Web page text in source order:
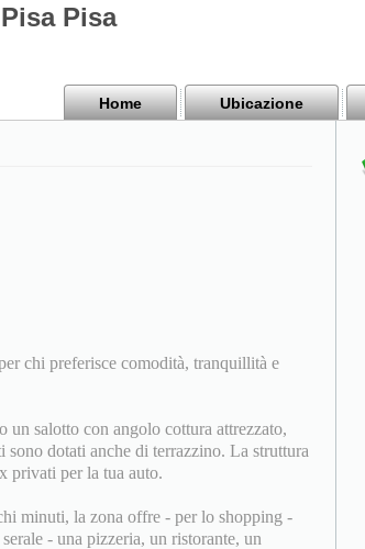
Pisa
Home Ubicazione
chi preferisce comodità, tranquillità e
salotto con angolo cottura attrezzato,
dotati anche di terrazzino. La struttura
privati per la tua auto.
minuti, la zona offre - per lo shopping -
- una pizzeria, un ristorante, un